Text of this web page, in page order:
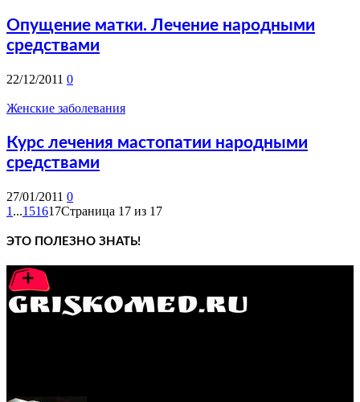
Опущение матки. Лечение народными
средствами
22/12/2011 0
Женские заболевания
Курс лечения мастопатии народными
средствами
27/01/2011 0
1 ...151617Страница 17 из 17
ЭТО ПОЛЕЗНО ЗНАТЬ!